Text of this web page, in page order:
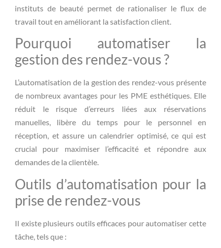
instituts de beauté permet de rationaliser le flux de
travail tout en améliorant la satisfaction client.
Pourquoi automatiser la
gestion des rendez-vous ?
L’automatisation de la gestion des rendez-vous présente
de nombreux avantages pour les PME esthétiques. Elle
réduit le risque d’erreurs liées aux réservations
manuelles, libère du temps pour le personnel en
réception, et assure un calendrier optimisé, ce qui est
crucial pour maximiser l’efficacité et répondre aux
demandes de la clientèle.
Outils d’automatisation pour la
prise de rendez-vous
Il existe plusieurs outils efficaces pour automatiser cette
tâche, tels que :